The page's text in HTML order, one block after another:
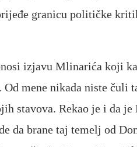
granicu političke
izjavu Mlinarića koji
Od mene nikada niste čuli
stavova. Rekao je i da
da brane taj temelj od